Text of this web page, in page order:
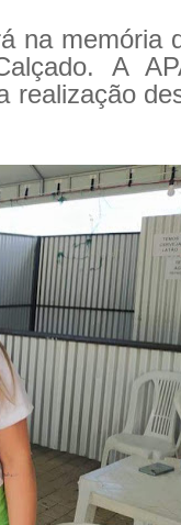
na memória
A
realização